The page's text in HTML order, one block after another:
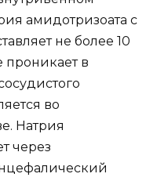
амидотризоата с
не более 10
проникает в
во
Натрия
через